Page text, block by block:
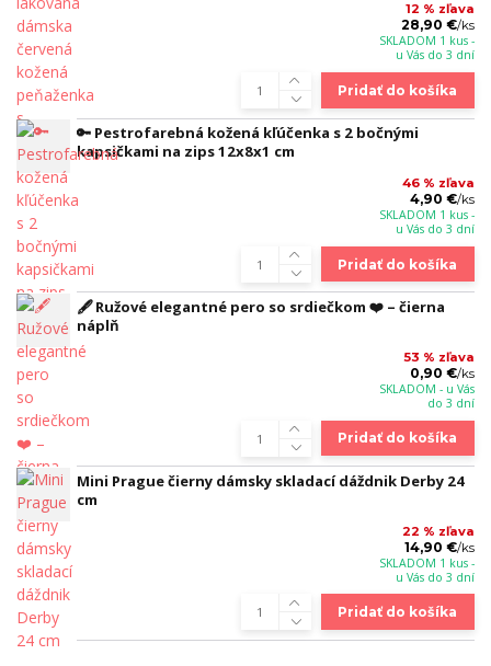
12 % zľava
28,90 €/ks
SKLADOM 1 kus -
u Vás do 3 dní
Pridať do košíka
🔑 Pestrofarebná kožená kľúčenka s 2 bočnými
kapsičkami na zips 12x8x1 cm
46 % zľava
4,90 €/ks
SKLADOM 1 kus -
u Vás do 3 dní
Pridať do košíka
🖋️ Ružové elegantné pero so srdiečkom ❤️ – čierna
náplň
53 % zľava
0,90 €/ks
SKLADOM - u Vás
do 3 dní
Pridať do košíka
Mini Prague čierny dámsky skladací dáždnik Derby 24
cm
22 % zľava
14,90 €/ks
SKLADOM 1 kus -
u Vás do 3 dní
Pridať do košíka